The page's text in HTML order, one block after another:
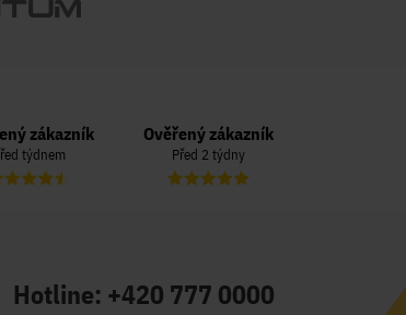
zákazník
2 týdny
Ověřený zákazník
Před 3 týdny
Hotline: +420 777 0000